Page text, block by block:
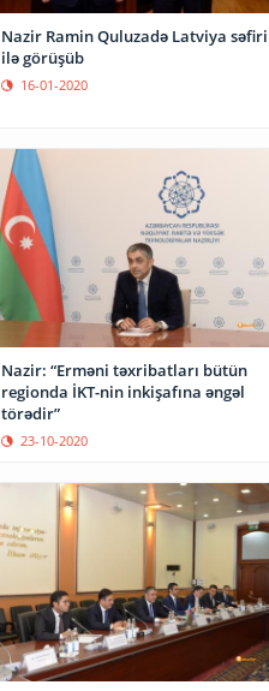
Nazir Ramin Quluzadə Latviya səfiri
ilə görüşüb
16-01-2020
Nazir: “Erməni təxribatları bütün
regionda İKT-nin inkişafına əngəl
törədir”
23-10-2020